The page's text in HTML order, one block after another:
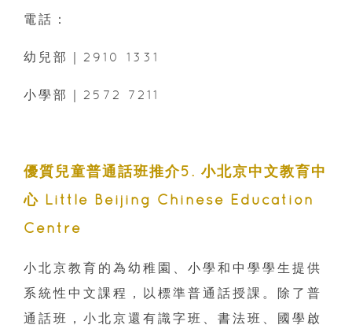
電話：
幼兒部｜2910 1331
小學部｜2572 7211
優質兒童普通話班推介5. 小北京中文教育中
心 Little Beijing Chinese Education
Centre
小北京教育的為幼稚園、小學和中學學生提供
系統性中文課程，以標準普通話授課。除了普
通話班，小北京還有識字班、書法班、國學啟